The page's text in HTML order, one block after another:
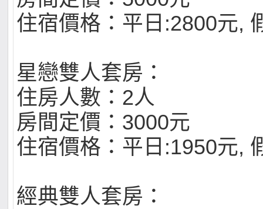
住宿價格：平日:2800元,
星戀雙人套房：
住房人數：2人
房間定價：3000元
住宿價格：平日:1950元,
經典雙人套房：